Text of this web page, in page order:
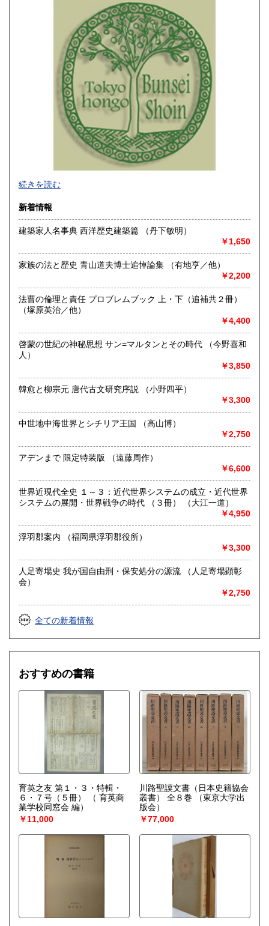
600円 福井県
600円 長野県
600円 静岡県
600円 三重県
600円 京都府
600円 兵庫県
600円 和歌山県
鳥取県
岡山県
山口県 徳島県 600円
香川県 600円 愛媛県
高知県 福岡県
佐賀県 600円
熊本県 600円 大分県 600円
600円
沖縄県 600円
☆大学・公共機関は公費払いを承りますので書類のご指示と
もお知らせ下さい。なお、公費で領収書がご必要の方は前払
☆掲載中の商品は弊社ホームページ等にて販売のものもあ
り、売り切れの節はご容赦下さい。
☆登録書籍は店頭にはございません。倉庫で在庫管理をして
いますので、ご来店いただいてもお手に取ることができませ
ん。またお引渡しは日数がかかりますことをご承知くださ
い。店頭で購入希望の場合は事前にご連絡をお願いいたしま
☆弊社ホームページよりOnline目録がご覧頂けます。
☆土日祝日は休業のためその前後のご注文品はご連絡、ご発
送が遅くなりますことご承知ください。
☆海外発送はEMSのみを取り扱います。送付先は英文表記で
沿線名：地下鉄丸ノ内線/地下鉄南北線/都営三田線/地下鉄千
代田線/都営大江戸線
営業時間：10:00-17:00
定休日：土・日・祝日
書籍の買取について
☆昭和5年創業。数々の実績と経験で古書・古本を買取致しま
す☆
ご不要になったご蔵書、お引っ越しやリフォーム、ご退官、
故人蔵書のご整理、大量書籍のご処分、量に関わらずお困り
の際はお気軽にご相談ください。詳しくは買取専用サイトを
ご覧ください。
※ご相談お問い合わせはお電話・メール・FAXで承ります。
○ご整理されたい本のジャンル・分量・状態を大まかにお伝え
ください。
○お売りになりたい本の書名、リストなどをメールやFAXでお
量にかかわらずお見積を致します。
○出張買取の目安はお近くであれば古書の内容にもよります
が、300冊(ダンボール6箱)ぐらいから承ります。
○宅配買取はお電話・メール・FAXで本のジャンル・分量・状
態を事前にご連絡ください。
○店頭買取は、こちらは事務所のため直接お持ち込みをご希望
の方は事前にご連絡ください。尚、店頭買取は平日営業時間
内の対応とさせていただいております。
※買取対象
○バーコードISBNの有無に関わらず、専門書・叢書・全集・
雑誌の古書古本
○地図・写真・絵葉書・旅行パンフレットなどの古い紙資料
○和本、浮世絵や木版口絵の刷り物
幅広く対象にしておりますので、買取のご相談ご連絡をお
待ち申し上げております。
哲学宗教、歴史、社会科学、美術工芸、近代文献、趣味、サ
ブカルチャー、古書一般（その他）
続きを読む
新着情報
建築家人名事典 西洋歴史建築篇 （丹下敏明）
￥1,650
家族の法と歴史 青山道夫博士追悼論集 （有地亨／他）
￥2,200
法曹の倫理と責任 プロブレムブック 上・下（追補共２冊）
（塚原英治／他）
￥4,400
啓蒙の世紀の神秘思想 サン=マルタンとその時代 （今野喜和
人）
￥3,850
韓愈と柳宗元 唐代古文研究序説 （小野四平）
￥3,300
中世地中海世界とシチリア王国 （高山博）
￥2,750
アデンまで 限定特装版 （遠藤周作）
￥6,600
世界近現代全史 １～３：近代世界システムの成立・近代世界
システムの展開・世界戦争の時代 （３冊） （大江一道）
￥4,950
浮羽郡案内 （福岡県浮羽郡役所）
￥3,300
人足寄場史 我が国自由刑・保安処分の源流 （人足寄場顕彰
会）
￥2,750
全ての新着情報
おすすめの書籍
育英之友 第１・３・特輯・
６・７号（５冊）
（ 育英商
業学校同窓会 編）
￥11,000
川路聖謨文書（日本史籍協会
叢書） 全８巻
（東京大学出
版会）
￥77,000